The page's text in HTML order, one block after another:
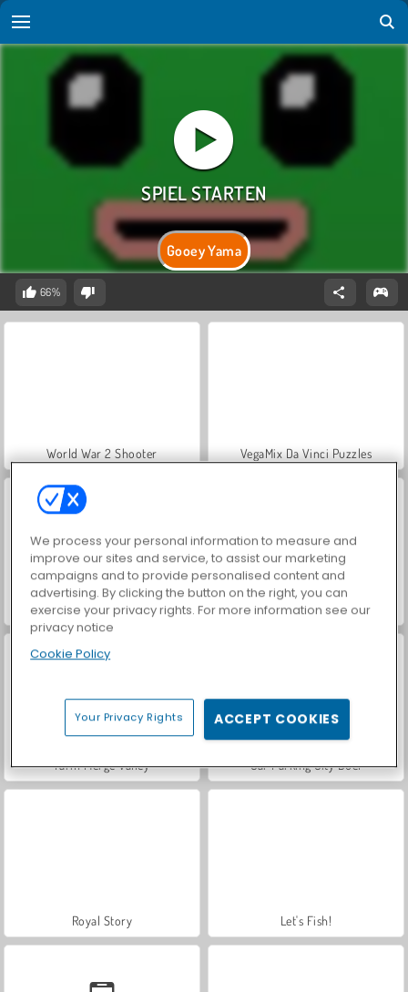
Gooey Yama
66%
World War 2 Shooter VegaMix Da Vinci Puzzles
Hidden Object: Street of Secrets ASMR Makeover & Makeup Studio
Farm Merge Valley Car Parking City Duel
Royal Story Let's Fish!
We process your personal information to measure and
improve our sites and service, to assist our marketing
campaigns and to provide personalised content and
advertising. By clicking the button on the right, you can
exercise your privacy rights. For more information see our
privacy notice
Cookie Policy
Your Privacy Rights ACCEPT COOKIES